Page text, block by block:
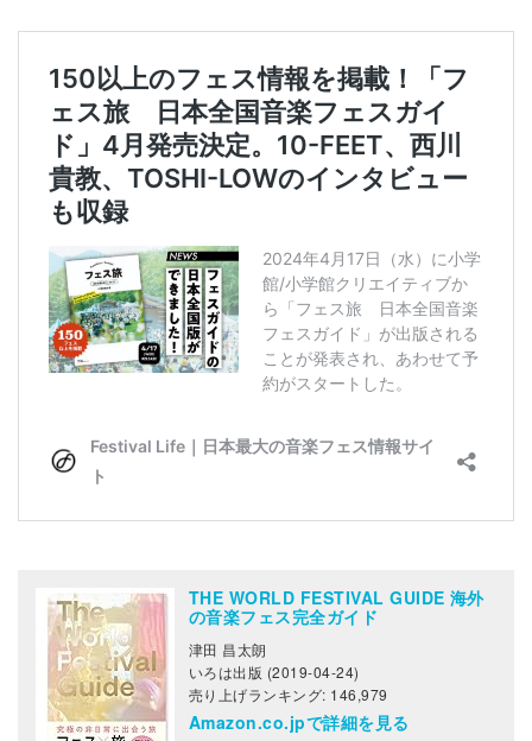
THE WORLD FESTIVAL GUIDE 海外
の音楽フェス完全ガイド
津田 昌太朗
いろは出版 (2019-04-24)
売り上げランキング: 146,979
Amazon.co.jpで詳細を見る